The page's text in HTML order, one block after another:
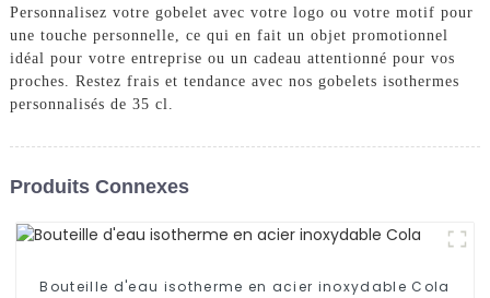
Personnalisez votre gobelet avec votre logo ou votre motif pour
une touche personnelle, ce qui en fait un objet promotionnel
idéal pour votre entreprise ou un cadeau attentionné pour vos
proches. Restez frais et tendance avec nos gobelets isothermes
personnalisés de 35 cl.
Produits Connexes
Bouteille d'eau isotherme en acier inoxydable Cola